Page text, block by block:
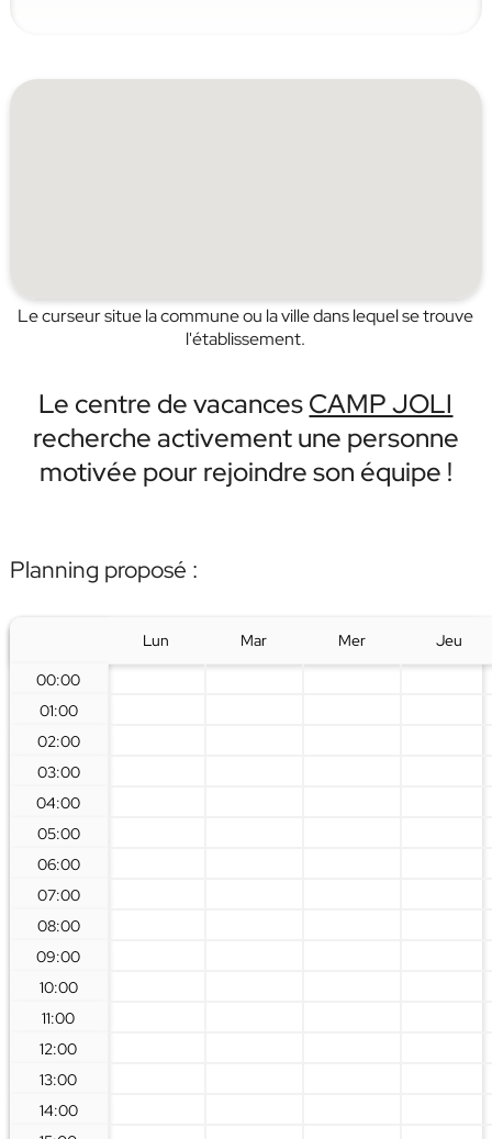
Le curseur situe la commune ou la ville dans lequel se trouve
l'établissement.
Le centre de vacancesCAMP JOLI
recherche activement une personne
motivée pour rejoindre son équipe !
Planning proposé :
Lun Mar Mer
Jeu
00:00
01:00
02:00
03:00
04:00
05:00
06:00
07:00
08:00
09:00
10:00
11:00
12:00
13:00
14:00